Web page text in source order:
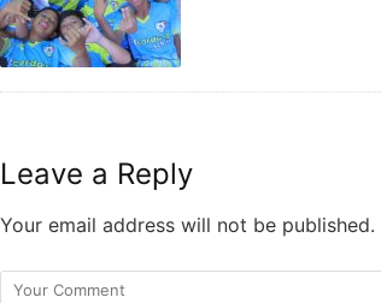
Leave a Reply
Your email address will not be published.